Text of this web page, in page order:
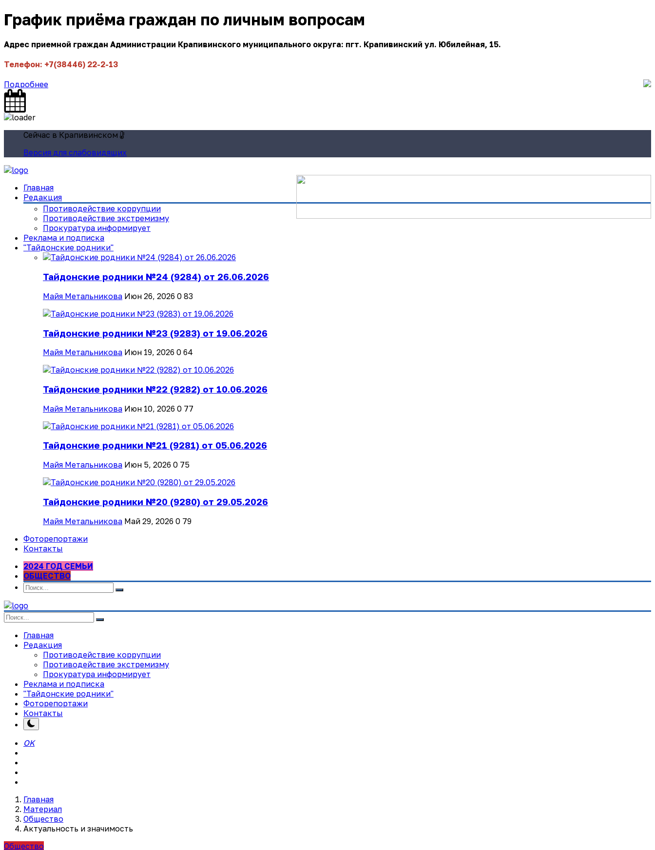
График приёма граждан по личным вопросам
Адрес приемной граждан Администрации Крапивинского муниципального округа: пгт. Крапивинский ул. Юбилейная, 15.
Телефон: +7(38446) 22-2-13
Подробнее
Сейчас в Крапивинском
Версия для слабовидящих
Главная
Редакция
Противодействие коррупции
Противодействие экстремизму
Прокуратура информирует
Реклама и подписка
"Тайдонские родники"
Тайдонские родники №24 (9284) от 26.06.2026
Майя Метальникова Июн 26, 2026 0 83
Тайдонские родники №23 (9283) от 19.06.2026
Майя Метальникова Июн 19, 2026 0 64
Тайдонские родники №22 (9282) от 10.06.2026
Майя Метальникова Июн 10, 2026 0 77
Тайдонские родники №21 (9281) от 05.06.2026
Майя Метальникова Июн 5, 2026 0 75
Тайдонские родники №20 (9280) от 29.05.2026
Майя Метальникова Май 29, 2026 0 79
Фоторепортажи
Контакты
2024 ГОД СЕМЬИ
ОБЩЕСТВО
Главная
Редакция
Противодействие коррупции
Противодействие экстремизму
Прокуратура информирует
Реклама и подписка
"Тайдонские родники"
Фоторепортажи
Контакты
OK
Главная
Материал
Общество
Актуальность и значимость
Общество